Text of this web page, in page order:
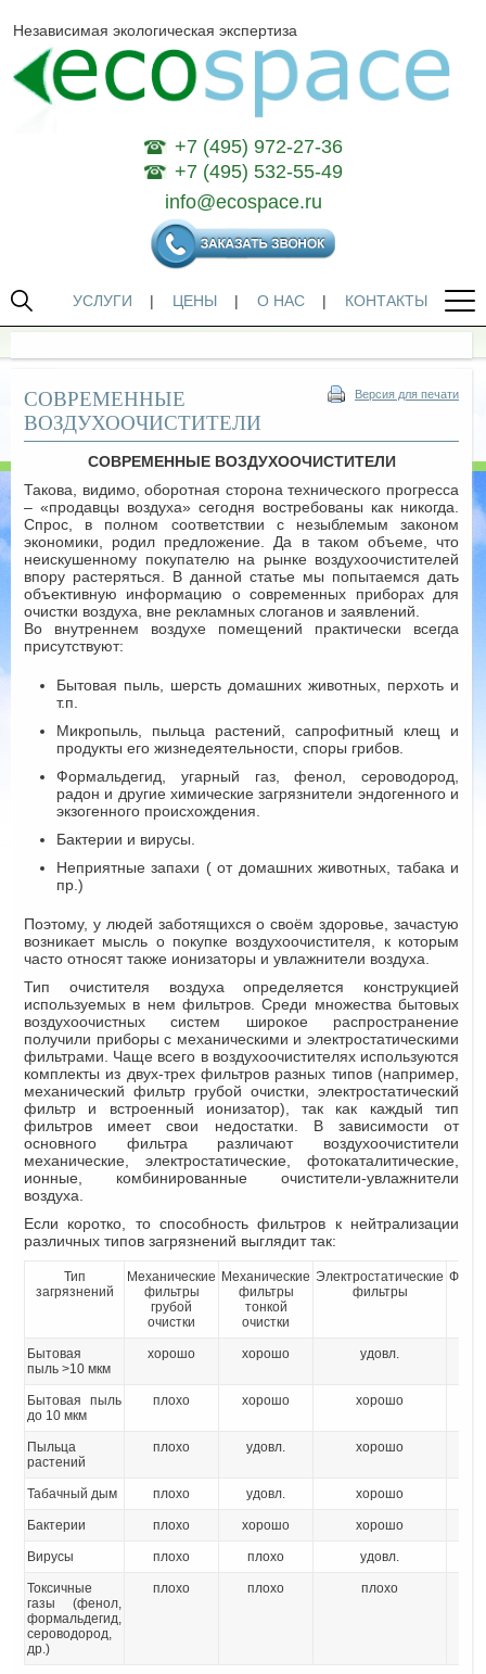
Независимая экологическая экспертиза
+7 (495) 972-27-36
+7 (495) 532-55-49
info@ecospace.ru
УСЛУГИ | ЦЕНЫ | О НАС | КОНТАКТЫ
Версия для печати
СОВРЕМЕННЫЕ
ВОЗДУХООЧИСТИТЕЛИ
СОВРЕМЕННЫЕ ВОЗДУХООЧИСТИТЕЛИ
Такова, видимо, оборотная сторона технического прогресса
– «продавцы воздуха» сегодня востребованы как никогда.
Спрос, в полном соответствии с незыблемым законом
экономики, родил предложение. Да в таком объеме, что
неискушенному покупателю на рынке воздухоочистителей
впору растеряться. В данной статье мы попытаемся дать
объективную информацию о современных приборах для
очистки воздуха, вне рекламных слоганов и заявлений.
Во внутреннем воздухе помещений практически всегда
присутствуют:
Бытовая пыль, шерсть домашних животных, перхоть и
т.п.
Микропыль, пыльца растений, сапрофитный клещ и
продукты его жизнедеятельности, споры грибов.
Формальдегид, угарный газ, фенол, сероводород,
радон и другие химические загрязнители эндогенного и
экзогенного происхождения.
Бактерии и вирусы.
Неприятные запахи ( от домашних животных, табака и
пр.)
Поэтому, у людей заботящихся о своём здоровье, зачастую
возникает мысль о покупке воздухоочистителя, к которым
часто относят также ионизаторы и увлажнители воздуха.
Тип очистителя воздуха определяется конструкцией
используемых в нем фильтров. Среди множества бытовых
воздухоочистных систем широкое распространение
получили приборы с механическими и электростатическими
фильтрами. Чаще всего в воздухоочистителях используются
комплекты из двух-трех фильтров разных типов (например,
механический фильтр грубой очистки, электростатический
фильтр и встроенный ионизатор), так как каждый тип
фильтров имеет свои недостатки. В зависимости от
основного фильтра различают воздухоочистители
механические, электростатические, фотокаталитические,
ионные, комбинированные очистители-увлажнители
воздуха.
Если коротко, то способность фильтров к нейтрализации
различных типов загрязнений выглядит так:
Тип
загрязнений
Механические
фильтры
грубой
очистки
Механические
фильтры
тонкой
очистки
Электростатические
фильтры
Бытовая
пыль >10 мкм
хорошо хорошо удовл.
Бытовая пыль
до 10 мкм
плохо хорошо хорошо
Пыльца
растений
плохо удовл. хорошо
Табачный дым плохо удовл. хорошо
Бактерии плохо хорошо хорошо
Вирусы плохо плохо удовл.
Токсичные
газы (фенол,
формальдегид,
сероводород,
др.)
плохо плохо плохо